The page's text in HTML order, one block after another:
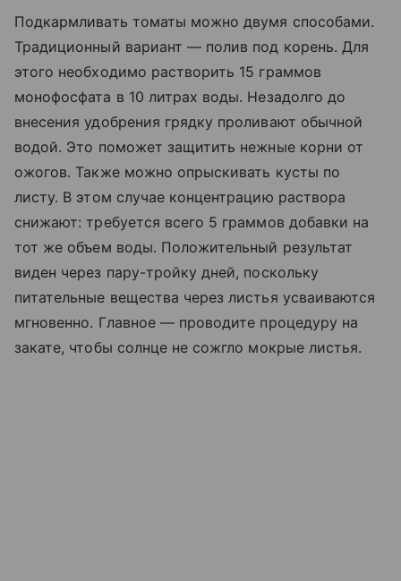
Подкармливать томаты можно двумя способами.
Традиционный вариант — полив под корень. Для
этого необходимо растворить 15 граммов
монофосфата в 10 литрах воды. Незадолго до
внесения удобрения грядку проливают обычной
водой. Это поможет защитить нежные корни от
ожогов. Также можно опрыскивать кусты по
листу. В этом случае концентрацию раствора
снижают: требуется всего 5 граммов добавки на
тот же объем воды. Положительный результат
виден через пару-тройку дней, поскольку
питательные вещества через листья усваиваются
мгновенно. Главное — проводите процедуру на
закате, чтобы солнце не сожгло мокрые листья.